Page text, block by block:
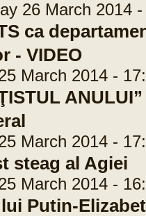
26 March 2014 -
ca
- VIDEO
March 2014 -
March 2014 -
steag al Agiei
March 2014 -
Putin-